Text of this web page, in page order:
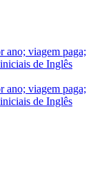
ano; viagem paga;
de Inglês
ano; viagem paga;
de Inglês